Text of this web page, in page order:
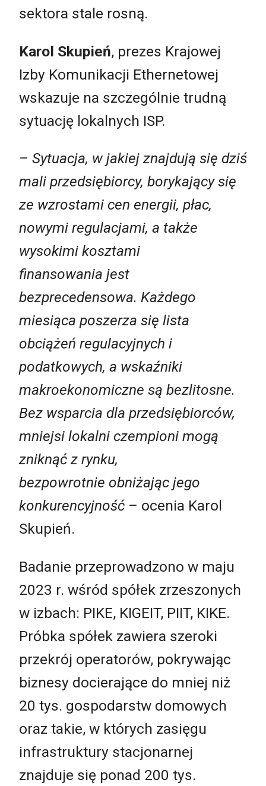
sektora stale rosną.
Karol Skupień, prezes Krajowej
Izby Komunikacji Ethernetowej
wskazuje na szczególnie trudną
sytuację lokalnych ISP.
– Sytuacja, w jakiej znajdują się dziś
mali przedsiębiorcy, borykający się
ze wzrostami cen energii, płac,
nowymi regulacjami, a także
wysokimi kosztami
finansowania jest
bezprecedensowa. Każdego
miesiąca poszerza się lista
obciążeń regulacyjnych i
podatkowych, a wskaźniki
makroekonomiczne są bezlitosne.
Bez wsparcia dla przedsiębiorców,
mniejsi lokalni czempioni mogą
zniknąć z rynku,
bezpowrotnie obniżając jego
konkurencyjność – ocenia Karol
Skupień.
Badanie przeprowadzono w maju
2023 r. wśród spółek zrzeszonych
w izbach: PIKE, KIGEIT, PIIT, KIKE.
Próbka spółek zawiera szeroki
przekrój operatorów, pokrywając
biznesy docierające do mniej niż
20 tys. gospodarstw domowych
oraz takie, w których zasięgu
infrastruktury stacjonarnej
znajduje się ponad 200 tys.